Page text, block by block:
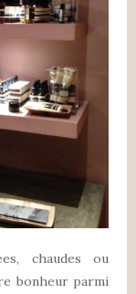
chaudes ou
bonheur parmi